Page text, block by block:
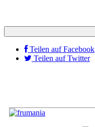
Teilen auf Facebook
Teilen auf Twitter